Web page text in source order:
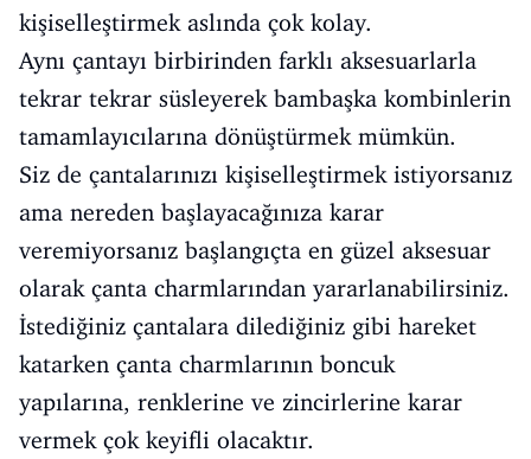
kişiselleştirmek aslında çok kolay.
Aynı çantayı birbirinden farklı aksesuarlarla
tekrar tekrar süsleyerek bambaşka kombinlerin
tamamlayıcılarına dönüştürmek mümkün.
Siz de çantalarınızı kişiselleştirmek istiyorsanız
ama nereden başlayacağınıza karar
veremiyorsanız başlangıçta en güzel aksesuar
olarak çanta charmlarından yararlanabilirsiniz.
İstediğiniz çantalara dilediğiniz gibi hareket
katarken çanta charmlarının boncuk
yapılarına, renklerine ve zincirlerine karar
vermek çok keyifli olacaktır.